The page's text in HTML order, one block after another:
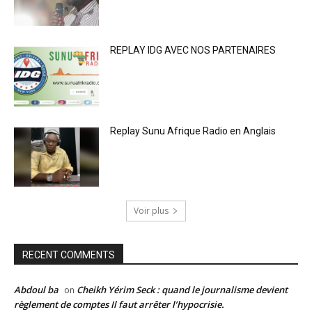
REPLAY IDG AVEC NOS PARTENAIRES
Replay Sunu Afrique Radio en Anglais
Voir plus
RECENT COMMENTS
Abdoul ba on Cheikh Yérim Seck : quand le journalisme devient
règlement de comptes Il faut arrêter l’hypocrisie.